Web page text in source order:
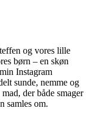
og vores lille
børn – en skøn
Instagram
sunde, nemme og
der både smager
samles om.